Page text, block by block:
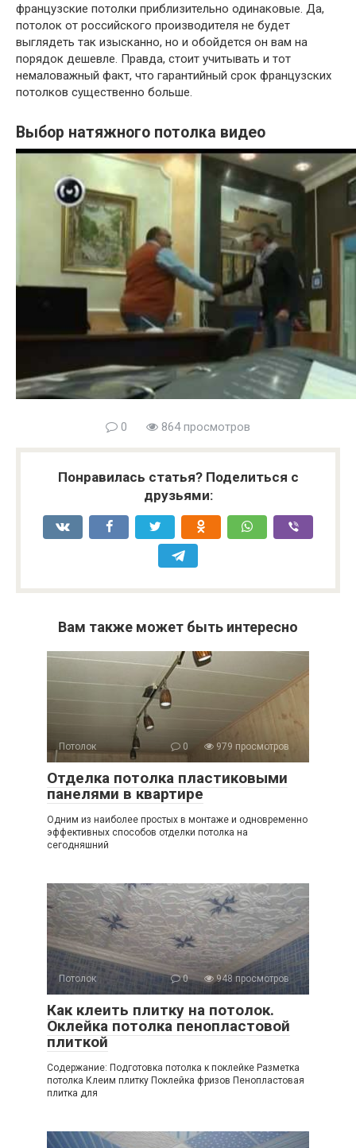
французские потолки приблизительно одинаковые. Да,
потолок от российского производителя не будет
выглядеть так изысканно, но и обойдется он вам на
порядок дешевле. Правда, стоит учитывать и тот
немаловажный факт, что гарантийный срок французских
потолков существенно больше.
Выбор натяжного потолка видео
Watch this video on YouTube Embedded with WP YouTube Lyte.
0 864 просмотров
Понравилась статья? Поделиться с
друзьями:
Вам также может быть интересно
Потолок 0 979 просмотров
Отделка потолка пластиковыми
панелями в квартире
Одним из наиболее простых в монтаже и одновременно
эффективных способов отделки потолка на
сегодняшний
Потолок 0 948 просмотров
Как клеить плитку на потолок.
Оклейка потолка пенопластовой
плиткой
Содержание: Подготовка потолка к поклейке Разметка
потолка Клеим плитку Поклейка фризов Пенопластовая
плитка для